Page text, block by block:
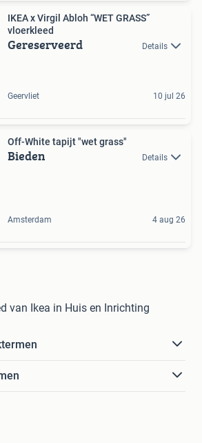
IKEA x Virgil Abloh “WET GRASS”
vloerkleed
Gereserveerd Details
Geervliet 10 jul 26
Off-White tapijt "wet grass"
Bieden Details
Amsterdam 4 aug 26
van Ikea in Huis en Inrichting